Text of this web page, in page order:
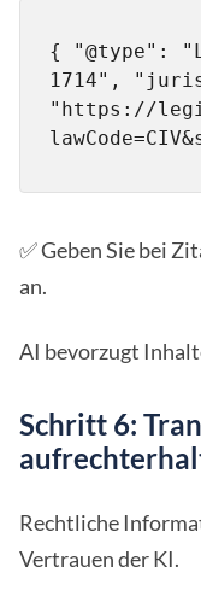
{ "@type":
1714",
"https://
✅ Geben Sie bei
an.
AI bevorzugt
Schritt 6:
Rechtliche
Vertrauen der KI.